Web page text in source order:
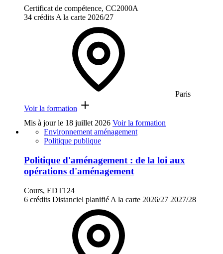
Certificat de compétence, CC2000A
34 crédits A la carte 2026/27
Paris
Voir la formation
Mis à jour le 18 juillet 2026 Voir la formation
Environnement aménagement
Politique publique
Politique d'aménagement : de la loi aux
opérations d'aménagement
Cours, EDT124
6 crédits Distanciel planifié A la carte 2026/27 2027/28